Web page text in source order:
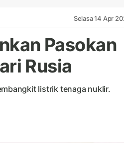
Selasa 14 Apr
Pasokan
Rusia
listrik tenaga nuklir.